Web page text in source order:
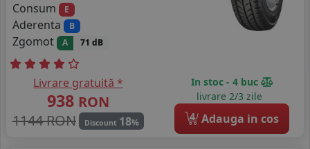
Consum
E
Aderenta B
Zgomot A 71 dB
Livrare gratuită *
938 RON
1144 RON
Discount 18%
In stoc - 4 buc
livrare 2/3 zile
4 Adauga in cos